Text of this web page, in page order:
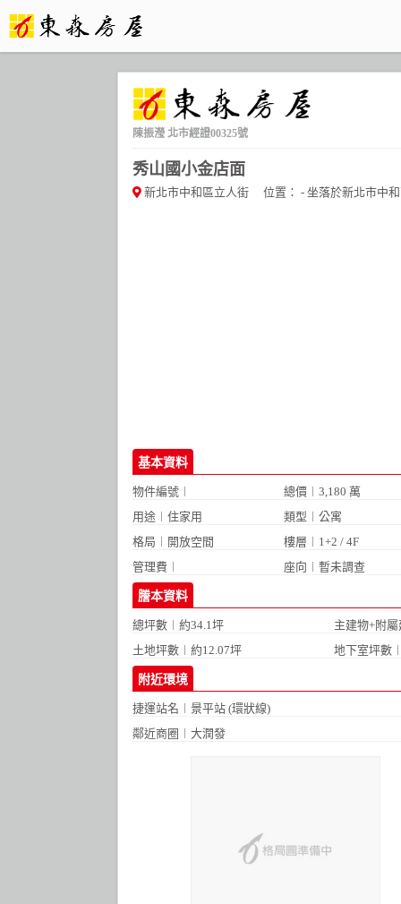
陳振瀅 北市經證00325號
秀山國小金店面
新北市中和區立人街 位置： - 坐落於新北市中
基本資料
物件編號︱
總價︱3,180 萬
用途︱住家用
類型︱公寓
格局︱
開放空間
樓層︱1+2 / 4F
管理費︱
座向︱暫未調查
謄本資料
總坪數︱約34.1坪
主建物+附
土地坪數︱約12.07坪
地下室坪數
附近環境
捷運站名︱ 景平站 (環狀線)
鄰近商圈︱ 大潤發